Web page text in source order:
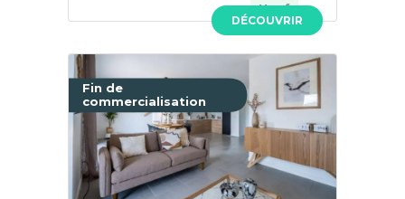
DÉCOUVRIR
Neuf
Fin de
commercialisation